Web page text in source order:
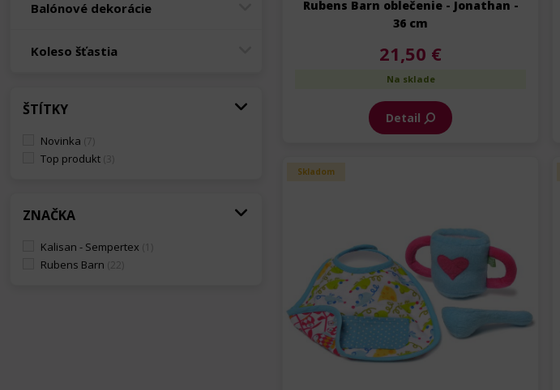
Balónové dekorácie
Koleso šťastia
ŠTÍTKY
Novinka (7)
Top produkt (3)
ZNAČKA
Kalisan - Sempertex (1)
Rubens Barn (22)
Rubens Barn oblečenie - Jonathan -
36 cm
21,50 €
Na sklade
Detail
Skladom